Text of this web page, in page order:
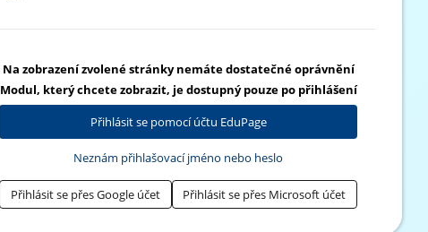
Na zobrazení zvolené stránky nemáte dostatečné oprávnění
Modul, který chcete zobrazit, je dostupný pouze po přihlášení
Přihlásit se pomocí účtu EduPage
Neznám přihlašovací jméno nebo heslo
Přihlásit se přes Google účet Přihlásit se přes Microsoft účet